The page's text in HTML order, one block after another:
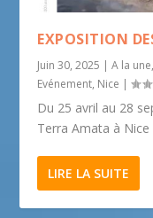
EXPOSITION
Juin 30, 2025 |A la une
Evénement, Nice |
Du 25 avril au 28
Terra Amata à Nice
LIRE LA SUITE